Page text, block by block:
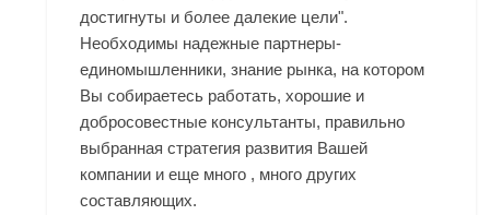
достигнуты и более далекие цели".
Необходимы надежные партнеры-
единомышленники, знание рынка, на котором
Вы собираетесь работать, хорошие и
добросовестные консультанты, правильно
выбранная стратегия развития Вашей
компании и еще много , много других
составляющих.